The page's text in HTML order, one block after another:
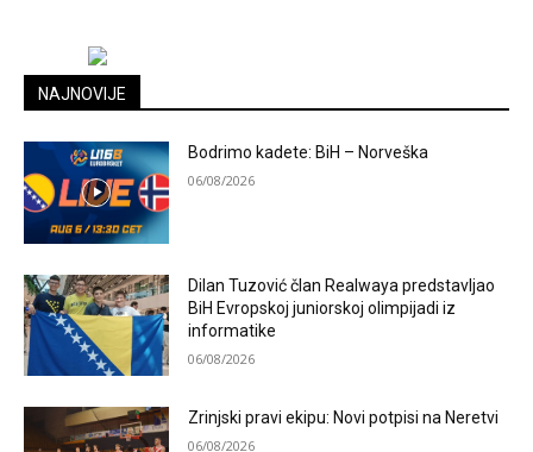
NAJNOVIJE
Bodrimo kadete: BiH – Norveška
06/08/2026
Dilan Tuzović član Realwaya predstavljao
BiH Evropskoj juniorskoj olimpijadi iz
informatike
06/08/2026
Zrinjski pravi ekipu: Novi potpisi na Neretvi
06/08/2026